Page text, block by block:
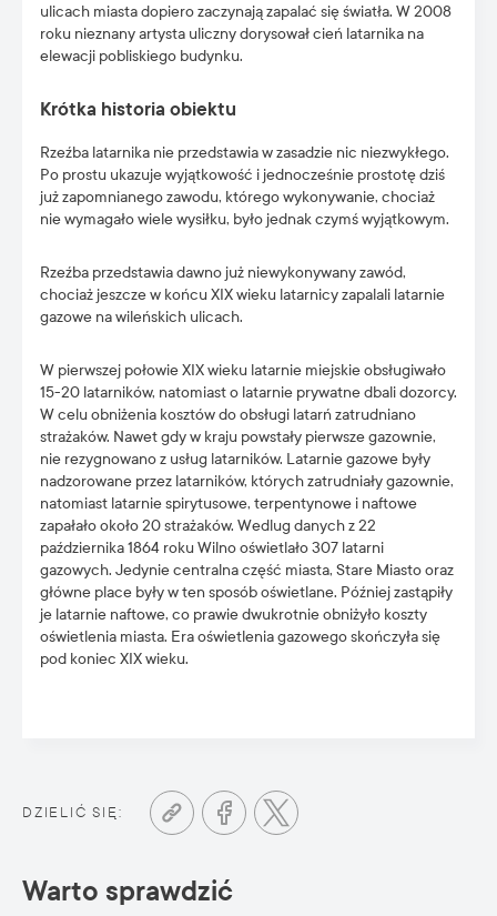
ulicach miasta dopiero zaczynają zapalać się światła. W 2008
roku nieznany artysta uliczny dorysował cień latarnika na
elewacji pobliskiego budynku.
Krótka historia obiektu
Rzeźba latarnika nie przedstawia w zasadzie nic niezwykłego.
Po prostu ukazuje wyjątkowość i jednocześnie prostotę dziś
już zapomnianego zawodu, którego wykonywanie, chociaż
nie wymagało wiele wysiłku, było jednak czymś wyjątkowym.
Rzeźba przedstawia dawno już niewykonywany zawód,
chociaż jeszcze w końcu XIX wieku latarnicy zapalali latarnie
gazowe na wileńskich ulicach.
W pierwszej połowie XIX wieku latarnie miejskie obsługiwało
15-20 latarników, natomiast o latarnie prywatne dbali dozorcy.
W celu obniżenia kosztów do obsługi latarń zatrudniano
strażaków. Nawet gdy w kraju powstały pierwsze gazownie,
nie rezygnowano z usług latarników. Latarnie gazowe były
nadzorowane przez latarników, których zatrudniały gazownie,
natomiast latarnie spirytusowe, terpentynowe i naftowe
zapałało około 20 strażaków. Wedlug danych z 22
października 1864 roku Wilno oświetlało 307 latarni
gazowych. Jedynie centralna część miasta, Stare Miasto oraz
główne place były w ten sposób oświetlane. Później zastąpiły
je latarnie naftowe, co prawie dwukrotnie obniżyło koszty
oświetlenia miasta. Era oświetlenia gazowego skończyła się
pod koniec XIX wieku.
DZIELIĆ SIĘ:
Warto sprawdzić